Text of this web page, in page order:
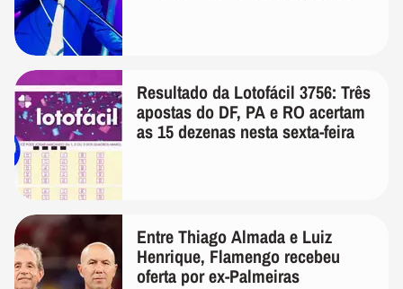
Resultado da Lotofácil 3756: Três
apostas do DF, PA e RO acertam
as 15 dezenas nesta sexta-feira
Entre Thiago Almada e Luiz
Henrique, Flamengo recebeu
oferta por ex-Palmeiras